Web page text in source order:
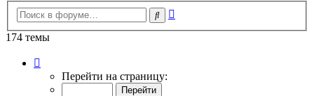
Поиск
174 темы
Перейти на страницу: